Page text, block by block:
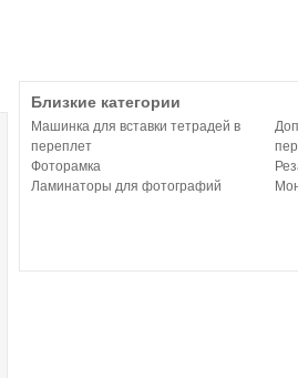
Близкие категории
Машинка для вставки тетрадей в
переплет
Фоторамка
Ламинаторы для фотографий